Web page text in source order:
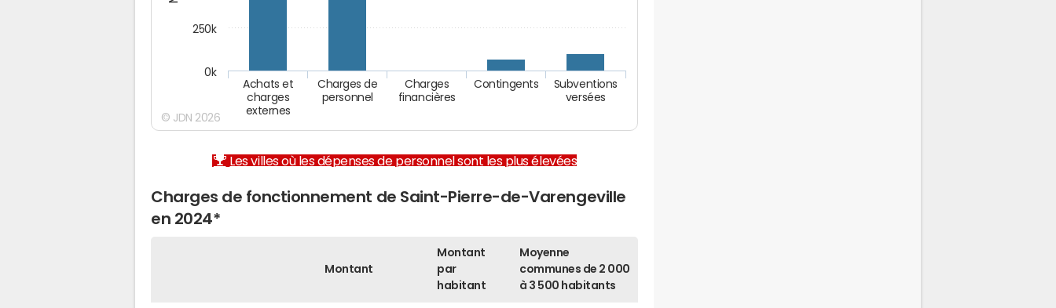
Achats et
charges
externes
Charges de
personnel
Charges
financières
Contingents
Subventions
versées
0k
250k
© JDN 2026
Les villes où les dépenses de personnel sont les plus élevées
Charges de fonctionnement de Saint-Pierre-de-Varengeville
en 2024*
Montant
Montant
par
habitant
Moyenne
communes de 2 000
à 3 500 habitants